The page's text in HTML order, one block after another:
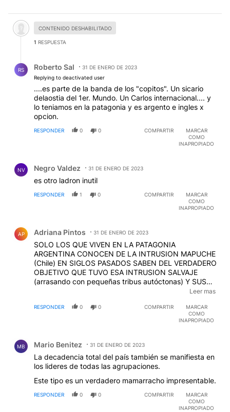
Comentario desactivado.
CONTENIDO DESHABILITADO
1 RESPUESTA
RS Roberto Sal
31 DE ENERO DE 2023
Replying to deactivated user
....es parte de la banda de los "copitos". Un sicario
delaostia del 1er. Mundo. Un Carlos internacional.... y
lo teniamos en la patagonia y es argento e ingles x
opcion.
RESPONDER 0 0 COMPARTIR
MARCAR
COMO
INAPROPIADO
NV Negro Valdez 31 DE ENERO DE 2023
es otro ladron inutil
RESPONDER 1 0 COMPARTIR
MARCAR
COMO
INAPROPIADO
AP Adriana Pintos 31 DE ENERO DE 2023
SOLO LOS QUE VIVEN EN LA PATAGONIA
ARGENTINA CONOCEN DE LA INTRUSION MAPUCHE
(Chile) EN SIGLOS PASADOS SABEN DEL VERDADERO
OBJETIVO QUE TUVO ESA INTRUSION SALVAJE
(arrasando con pequeñas tribus autóctonas) Y SUS
APOYOS $$ &&& LA HISTORIA ESTA ESCRITA (hay
SUPINA IGNORANCIA FUNCIONAL DE CIERTOS
POLITICOS QUE HOY USAN COMO CAUSA
Leer mas
RESPONDER 0 0 COMPARTIR
MARCAR
COMO
INAPROPIADO
MB Mario Benitez 31 DE ENERO DE 2023
La decadencia total del país también se manifiesta en
los lideres de todas las agrupaciones.
Este tipo es un verdadero mamarracho impresentable.
RESPONDER 0 0 COMPARTIR
MARCAR
COMO
INAPROPIADO